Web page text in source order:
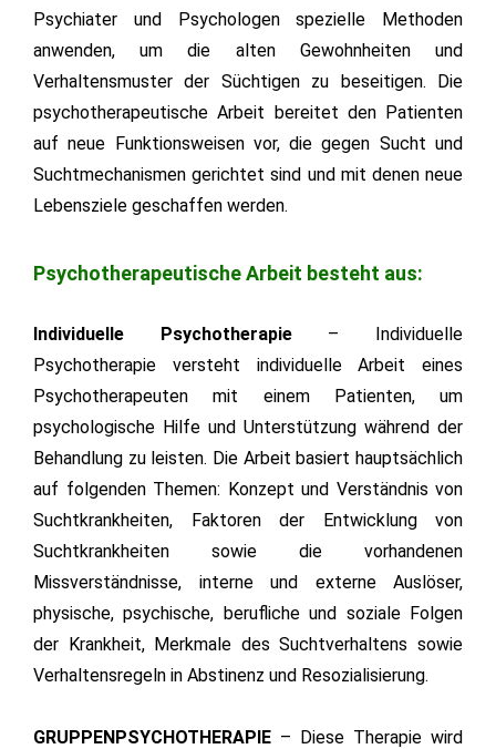
Psychiater und Psychologen spezielle Methoden
anwenden, um die alten Gewohnheiten und
Verhaltensmuster der Süchtigen zu beseitigen. Die
psychotherapeutische Arbeit bereitet den Patienten
auf neue Funktionsweisen vor, die gegen Sucht und
Suchtmechanismen gerichtet sind und mit denen neue
Lebensziele geschaffen werden.
Psychotherapeutische Arbeit besteht aus:
Individuelle Psychotherapie – Individuelle
Psychotherapie versteht individuelle Arbeit eines
Psychotherapeuten mit einem Patienten, um
psychologische Hilfe und Unterstützung während der
Behandlung zu leisten. Die Arbeit basiert hauptsächlich
auf folgenden Themen: Konzept und Verständnis von
Suchtkrankheiten, Faktoren der Entwicklung von
Suchtkrankheiten sowie die vorhandenen
Missverständnisse, interne und externe Auslöser,
physische, psychische, berufliche und soziale Folgen
der Krankheit, Merkmale des Suchtverhaltens sowie
Verhaltensregeln in Abstinenz und Resozialisierung.
GRUPPENPSYCHOTHERAPIE – Diese Therapie wird